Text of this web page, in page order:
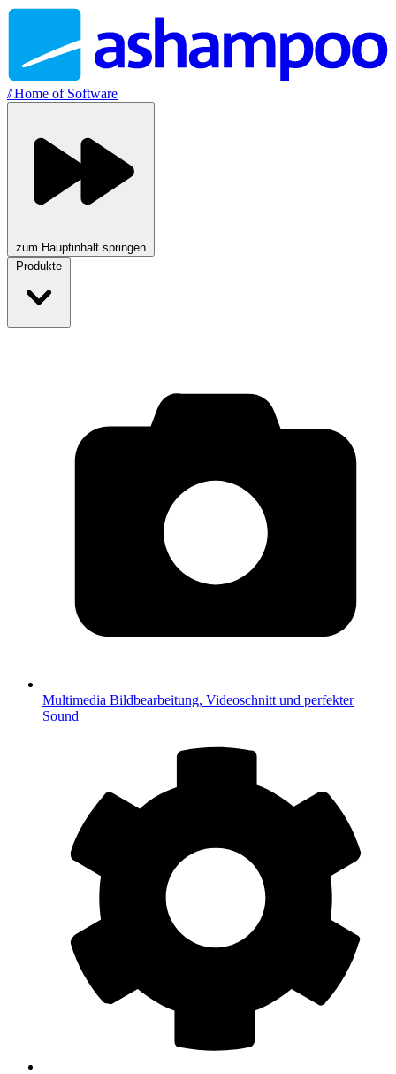
//Home of Software
zum Hauptinhalt springen
Produkte
Multimedia Bildbearbeitung, Videoschnitt und perfekter
Sound